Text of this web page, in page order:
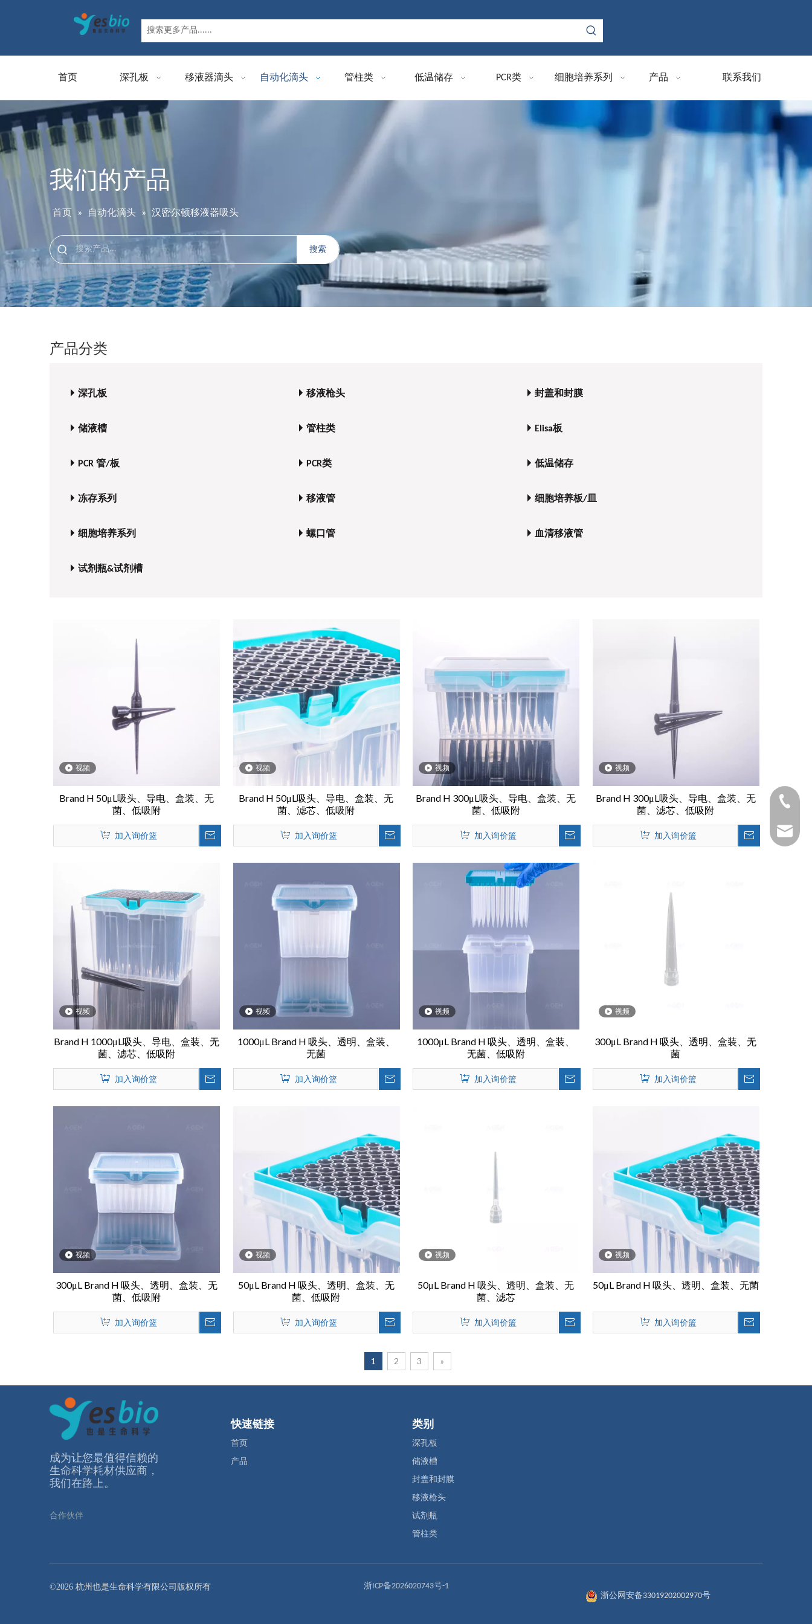
首页 深孔板 移液器滴头 自动化滴头 管柱类 低温储存 PCR类 细胞培养系列 产品 联系我们
我们的产品
首页 » 自动化滴头 » 汉密尔顿移液器吸头
搜索
产品分类
深孔板 移液枪头 封盖和封膜
储液槽 管柱类 Elisa板
PCR 管/板 PCR类 低温储存
冻存系列 移液管 细胞培养板/皿
细胞培养系列 螺口管 血清移液管
试剂瓶&试剂槽
视频
Brand H 50μL吸头、导电、盒装、无
菌、低吸附
加入询价篮
视频
Brand H 50μL吸头、导电、盒装、无
菌、滤芯、低吸附
加入询价篮
视频
Brand H 300μL吸头、导电、盒装、无
菌、低吸附
加入询价篮
视频
Brand H 300μL吸头、导电、盒装、无
菌、滤芯、低吸附
加入询价篮
视频
Brand H 1000μL吸头、导电、盒装、无
菌、滤芯、低吸附
加入询价篮
视频
1000μL Brand H 吸头、透明、盒装、
无菌
加入询价篮
视频
1000μL Brand H 吸头、透明、盒装、
无菌、低吸附
加入询价篮
视频
300μL Brand H 吸头、透明、盒装、无
菌
加入询价篮
视频
300μL Brand H 吸头、透明、盒装、无
菌、低吸附
加入询价篮
视频
50μL Brand H 吸头、透明、盒装、无
菌、低吸附
加入询价篮
视频
50μL Brand H 吸头、透明、盒装、无
菌、滤芯
加入询价篮
视频
50μL Brand H 吸头、透明、盒装、无菌
加入询价篮
1 2 3 »
成为让您最值得信赖的
⽣命科学耗材供应商，
我们在路上。
合作伙伴
快速链接
首页
产品
类别
深孔板
储液槽
封盖和封膜
移液枪头
试剂瓶
管柱类
©2026 杭州也是生命科学有限公司版权所有
浙ICP备2026020743号-1
浙公网安备33019202002970号